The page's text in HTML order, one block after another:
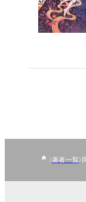
著者一覧